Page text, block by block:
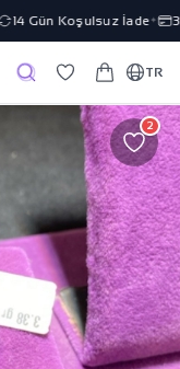
14 Gün Koşulsuz İade✦ 3
TR
2